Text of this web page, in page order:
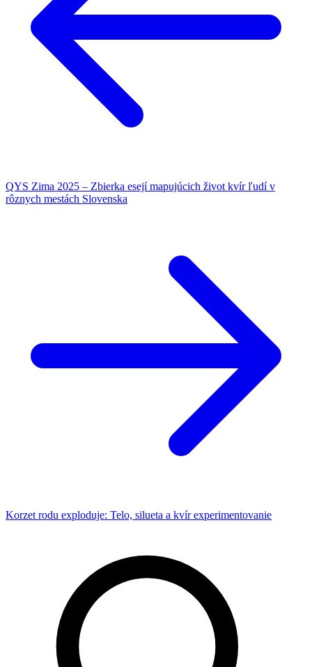
QYS Zima 2025 – Zbierka esejí mapujúcich život kvír ľudí v
rôznych mestách Slovenska
Korzet rodu exploduje: Telo, silueta a kvír experimentovanie